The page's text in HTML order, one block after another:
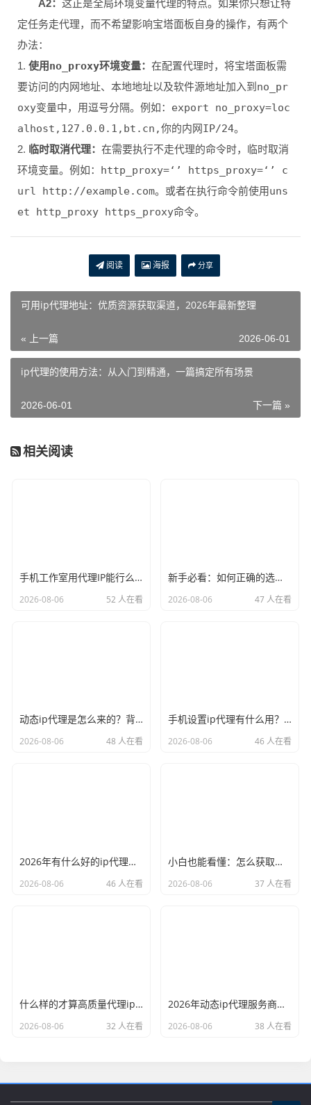
A2： 这正是全局环境变量代理的特点。如果你只想让特
定任务走代理，而不希望影响宝塔面板自身的操作，有两个
办法：
1. 使用no_proxy环境变量： 在配置代理时，将宝塔面板需
要访问的内网地址、本地地址以及软件源地址加入到 no_pr
oxy变量中，用逗号分隔。例如： export no_proxy=loc
alhost,127.0.0.1,bt.cn,你的内网IP/24。
2. 临时取消代理： 在需要执行不走代理的命令时，临时取消
环境变量。例如： http_proxy=‘’ https_proxy=‘’ c
url http://example.com。或者在执行命令前使用uns
et http_proxy https_proxy命令。
阅读 海报 分享
可用ip代理地址：优质资源获取渠道，2026年最新整理
« 上一篇 2026-06-01
ip代理的使用方法：从入门到精通，一篇搞定所有场景
下一篇 »
2026-06-01
相关阅读
手机工作室用代理IP能行么？过来人的经验告诉你答案
2026-08-06 52 人在看
新手必看：如何正确的选择代理ip软件，别再交智商税了
2026-08-06 47 人在看
动态ip代理是怎么来的？背后的原理比你想象的精彩
2026-08-06 48 人在看
手机设置ip代理有什么用？不只是改定位那么简单
2026-08-06 46 人在看
2026年有什么好的ip代理软件？亲测后我只推荐这几个
2026-08-06 46 人在看
小白也能看懂：怎么获取代理ip和端口号，一步步教会你
2026-08-06 37 人在看
什么样的才算高质量代理ip？资深玩家总结了三个硬指标
2026-08-06 32 人在看
2026年动态ip代理服务商有哪些？这份清单建议收藏
2026-08-06 38 人在看